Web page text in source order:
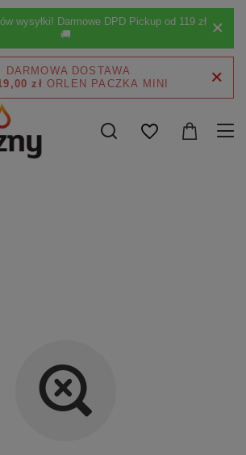
wysyłki! Darmowe DPD Pickup od 119 zł
🚚
DARMOWA DOSTAWA
zł